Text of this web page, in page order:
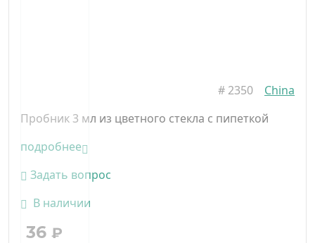
# 2350
China
Пробник 3 мл из цветного стекла с пипеткой
подробнее
Задать вопрос
В наличии
36 ₽